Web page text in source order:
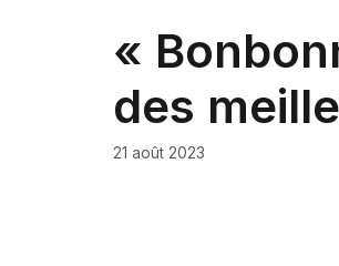
«
des
21 août 2023